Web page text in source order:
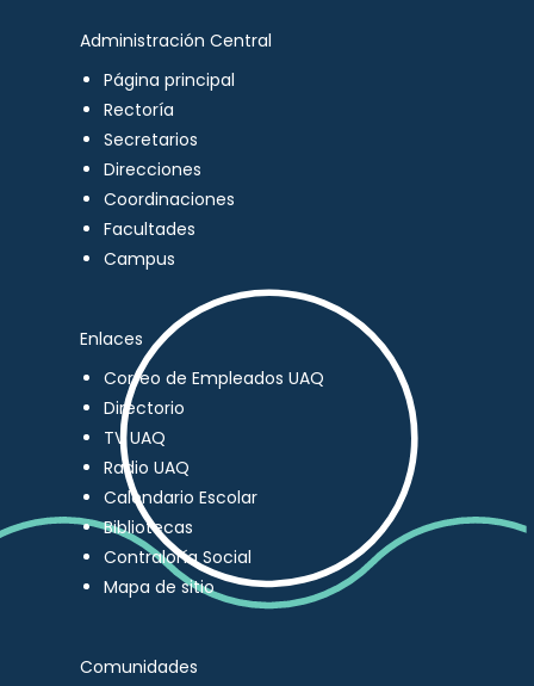
Administración Central
Página principal
Rectoría
Secretarios
Direcciones
Coordinaciones
Facultades
Campus
Enlaces
Correo de Empleados UAQ
Directorio
TV UAQ
Radio UAQ
Calendario Escolar
Bibliotecas
Contraloría Social
Mapa de sitio
Comunidades